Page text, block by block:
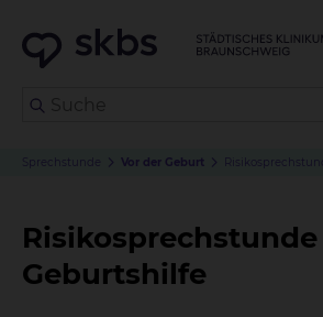
Sprechstunde Vor der Geburt
Risikosprechstunde
Geburtshilfe